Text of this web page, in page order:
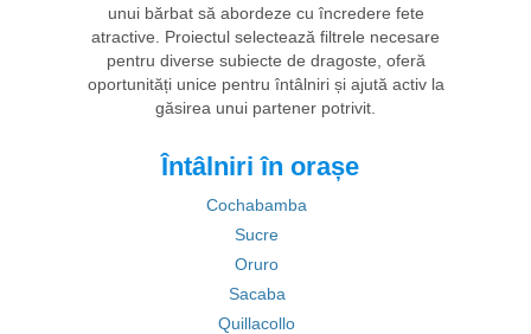
unui bărbat să abordeze cu încredere fete
atractive. Proiectul selectează filtrele necesare
pentru diverse subiecte de dragoste, oferă
oportunități unice pentru întâlniri și ajută activ la
găsirea unui partener potrivit.
Întâlniri în orașe
Cochabamba
Sucre
Oruro
Sacaba
Quillacollo